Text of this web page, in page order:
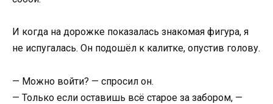
И когда на дорожке показалась знакомая фигура, я
не испугалась. Он подошёл к калитке, опустив голову.
— Можно войти? — спросил он.
— Только если оставишь всё старое за забором, —